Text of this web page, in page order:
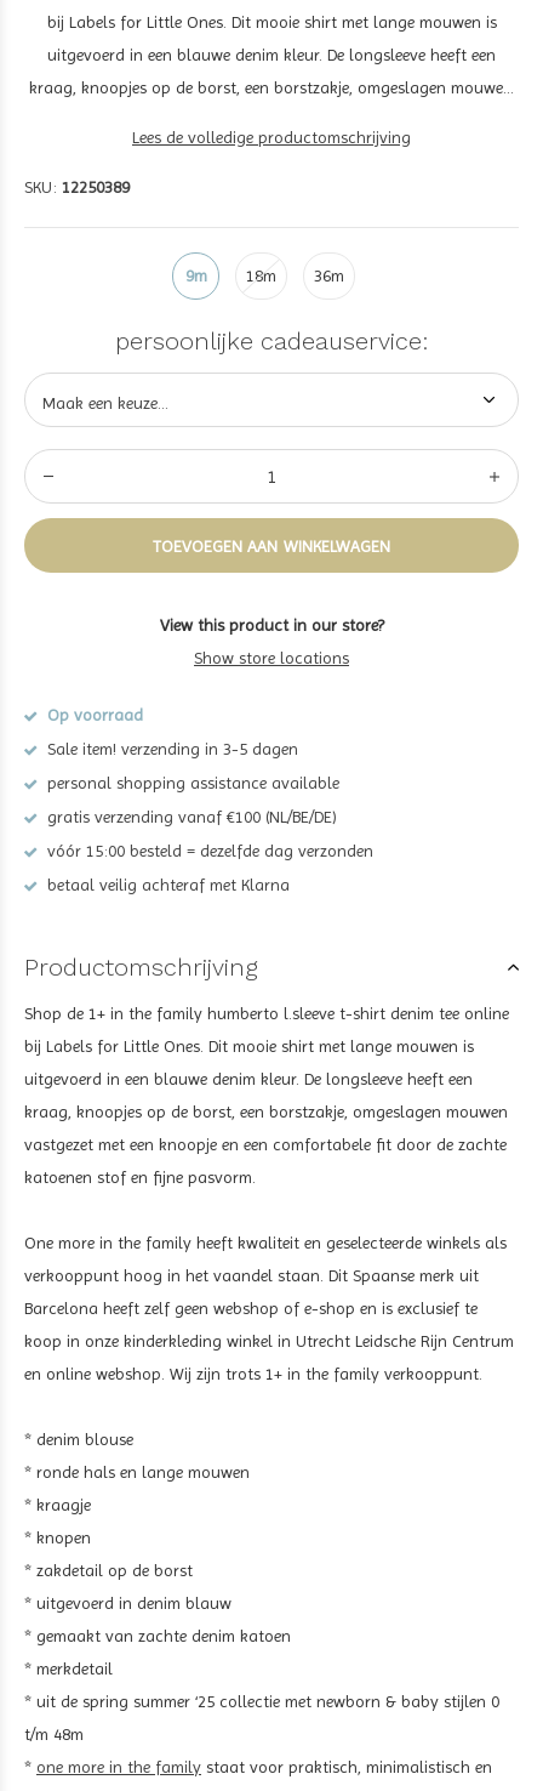
bij Labels for Little Ones. Dit mooie shirt met lange mouwen is
uitgevoerd in een blauwe denim kleur. De longsleeve heeft een
kraag, knoopjes op de borst, een borstzakje, omgeslagen mouwe...
Lees de volledige productomschrijving
SKU: 12250389
9m 18m 36m
persoonlijke cadeauservice:
TOEVOEGEN AAN WINKELWAGEN
View this product in our store?
Show store locations
Op voorraad
Sale item! verzending in 3-5 dagen
personal shopping assistance available
gratis verzending vanaf €100 (NL/BE/DE)
vóór 15:00 besteld = dezelfde dag verzonden
betaal veilig achteraf met Klarna
Productomschrijving
Shop de 1+ in the family humberto l.sleeve t-shirt denim tee online
bij Labels for Little Ones. Dit mooie shirt met lange mouwen is
uitgevoerd in een blauwe denim kleur. De longsleeve heeft een
kraag, knoopjes op de borst, een borstzakje, omgeslagen mouwen
vastgezet met een knoopje en een comfortabele fit door de zachte
katoenen stof en fijne pasvorm.
One more in the family heeft kwaliteit en geselecteerde winkels als
verkooppunt hoog in het vaandel staan. Dit Spaanse merk uit
Barcelona heeft zelf geen webshop of e-shop en is exclusief te
koop in onze kinderkleding winkel in Utrecht Leidsche Rijn Centrum
en online webshop. Wij zijn trots 1+ in the family verkooppunt.
* denim blouse
* ronde hals en lange mouwen
* kraagje
* knopen
* zakdetail op de borst
* uitgevoerd in denim blauw
* gemaakt van zachte denim katoen
* merkdetail
* uit de spring summer ‘25 collectie met newborn & baby stijlen 0
t/m 48m
* one more in the family staat voor praktisch, minimalistisch en